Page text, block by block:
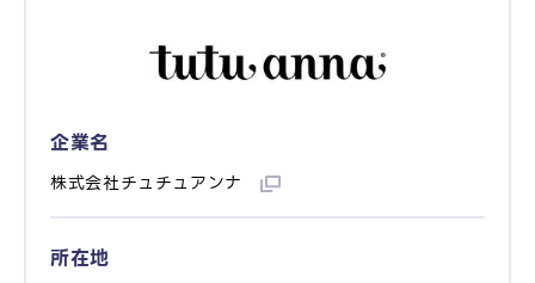
企業名
株式会社チュチュアンナ
所在地